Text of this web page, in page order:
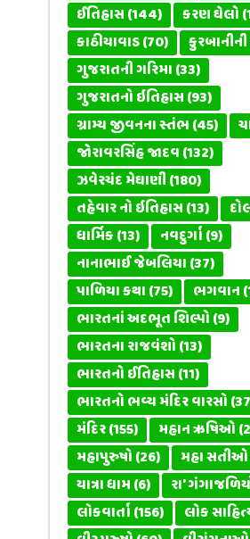
ઈતિહાસ(144) કરણ ઘેલો
કાઠીયાવાડ(70)
ગુજરાતની ગરિમા(33)
ગુજરાતનો ઇતિહાસ(93)
ગ્રામ્ય જીવનના સ્તંભ(45)
જોરાવરસિંહ જાદવ(132)
ઝવેરચંદ મેઘાણી(180)
તહેવાર નો ઇતિહાસ(13)
ધાર્મિક(13) નવદુર્ગા(9)
નાનાભાઈ જેબલિયા(37)
પાળિયા કથા(75) ભગવાન
ભારતનાં અદભૂત શિલ્પો(9)
ભારતના રાજવંશો(13)
ભારતનો ઈતિહાસ(11)
ભારતનો ભવ્ય મંદિર વારસો
મંદિર(155) મહાન ઋષિઓ
મહાપુરુષો(26) મહા સતીઓ
યાત્રા ધામ(6) રા'
લોકવાર્તા(156) લોક